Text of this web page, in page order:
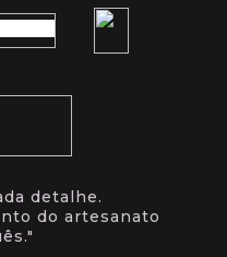
detalhe.
do artesanato